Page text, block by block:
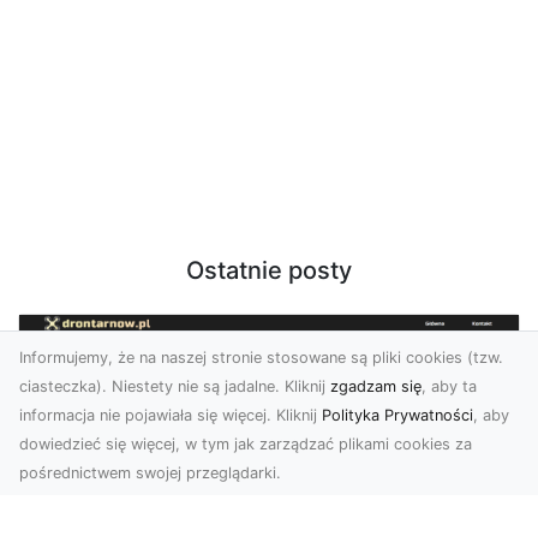
Ostatnie posty
Informujemy, że na naszej stronie stosowane są pliki cookies (tzw.
ciasteczka). Niestety nie są jadalne. Kliknij zgadzam się, aby ta
informacja nie pojawiała się więcej. Kliknij Polityka Prywatności, aby
dowiedzieć się więcej, w tym jak zarządzać plikami cookies za
pośrednictwem swojej przeglądarki.